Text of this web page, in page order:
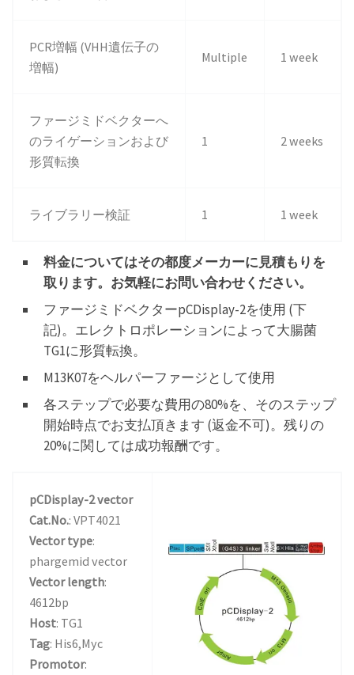
PCR増幅 (VHH遺伝子の
増幅)
Multiple 1 week
ファージミドベクターへ
のライゲーションおよび
形質転換
1 2 weeks
ライブラリー検証 1 1 week
料金についてはその都度メーカーに見積もりを
取ります。お気軽にお問い合わせください。
ファージミドベクターpCDisplay-2を使用 (下
記)。エレクトロポレーションによって大腸菌
TG1に形質転換。
M13K07をヘルパーファージとして使用
各ステップで必要な費用の80%を、そのステップ
開始時点でお支払頂きます (返金不可)。残りの
20%に関しては成功報酬です。
pCDisplay-2 vector
Cat.No.: VPT4021
Vector type:
phargemid vector
Vector length:
4612bp
Host: TG1
Tag: His6,Myc
Promotor: